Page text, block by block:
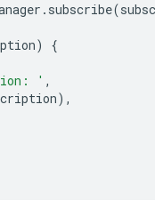
. subscribe(
)
{
' ,
),